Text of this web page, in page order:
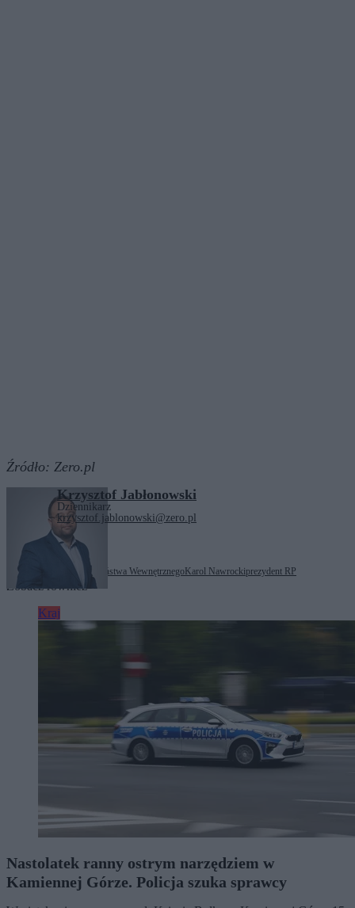
Źródło: Zero.pl
Krzysztof Jabłonowski
Dziennikarz
krzysztof.jablonowski@zero.pl
Tagi: Agencja Bezpieczeństwa WewnętrznegoKarol Nawrockiprezydent RP
Zobacz również
Kraj
Nastolatek ranny ostrym narzędziem w
Kamiennej Górze. Policja szuka sprawcy